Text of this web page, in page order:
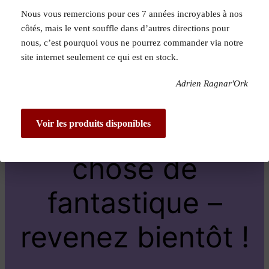
Pardon pour le
dérangement !
Nous travaillons
sur quelque
chose de
fantastique –
revenez bientôt !
Nous vous remercions pour ces 7 années incroyables à nos
côtés, mais le vent souffle dans d’autres directions pour
nous, c’est pourquoi vous ne pourrez commander via notre
site internet seulement ce qui est en stock.
Adrien Ragnar'Ork
Voir les produits disponibles